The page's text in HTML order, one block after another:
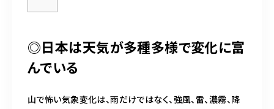
◎日本は天気が多種多様で変化に富
んでいる
山で怖い気象変化は、雨だけではなく、強風、雷、濃霧、降